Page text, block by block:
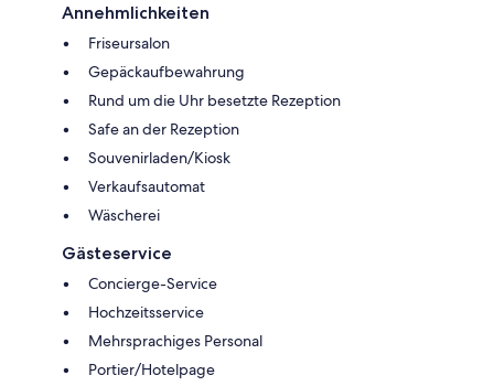
Annehmlichkeiten
Friseursalon
Gepäckaufbewahrung
Rund um die Uhr besetzte Rezeption
Safe an der Rezeption
Souvenirladen/Kiosk
Verkaufsautomat
Wäscherei
Gästeservice
Concierge-Service
Hochzeitsservice
Mehrsprachiges Personal
Portier/Hotelpage